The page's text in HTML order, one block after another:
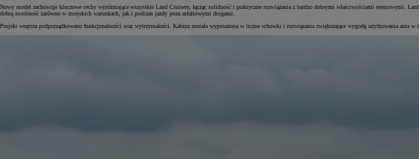
Nowy model zachowuje kluczowe cechy wyróżniające wszystkie Land Cruisery, łącząc solidność i praktyczne rozwiązania z bardzo dobrymi właściwościami terenowymi.
dobrą zwrotność zarówno w miejskich warunkach, jak i podczas jazdy poza asfaltowymi drogami.
Projekt wnętrza podporządkowano funkcjonalności oraz wytrzymałości. Kabina została wyposażona w liczne schowki i rozwiązania zwiększające wygodę użytkowania auta